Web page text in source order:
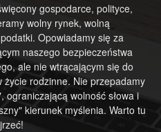
gospodarce, polityce,
wolny rynek, wolną
Opowiadamy się za
naszego bezpieczeństwa
ale nie wtrącającym się do
rodzinne. Nie przepadamy
wolność słowa i
kierunek myślenia. Warto tu